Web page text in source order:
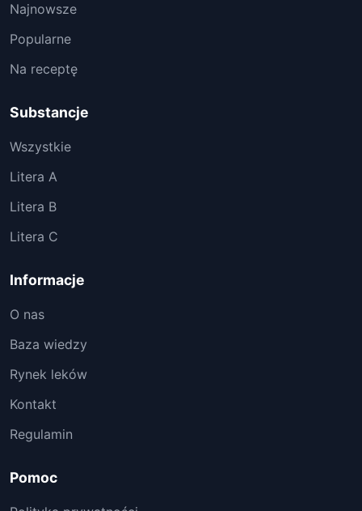
Najnowsze
Popularne
Na receptę
Substancje
Wszystkie
Litera A
Litera B
Litera C
Informacje
O nas
Baza wiedzy
Rynek leków
Kontakt
Regulamin
Pomoc